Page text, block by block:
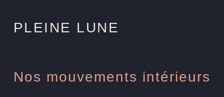
PLEINE LUNE
Nos mouvements intérieurs